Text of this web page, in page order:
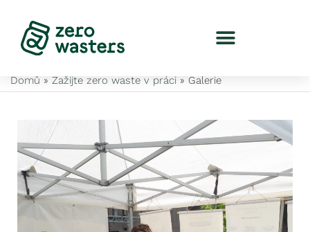
Domů » Zažijte zero waste v práci » Galerie